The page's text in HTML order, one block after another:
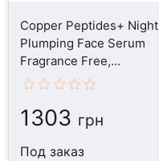
Copper Peptides+ Night
Plumping Face Serum
Fragrance Free,
Сыворотка, 30 мл
1303 грн
Под заказ